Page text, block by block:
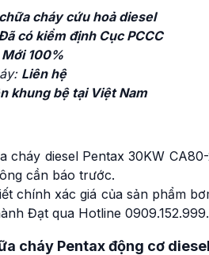
cháy cứu hoả diesel
có kiểm định Cục PCCC
Mới 100%
Liên hệ
khung bệ tại Việt Nam
cháy diesel Pentax 30KW
cần báo trước.
chính xác giá của sản phẩm
Đạt qua Hotline 0909.152.999.
cháy Pentax động cơ